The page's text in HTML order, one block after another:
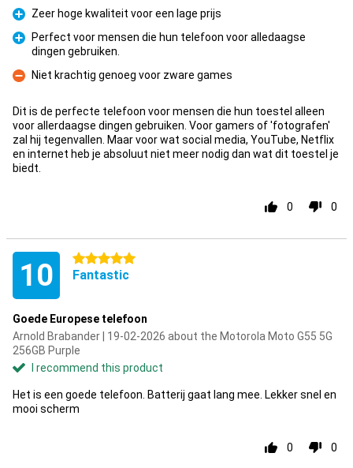
Pro
Zeer hoge kwaliteit voor een lage prijs
Perfect voor mensen die hun telefoon voor alledaagse
dingen gebruiken.
Con
Niet krachtig genoeg voor zware games
Dit is de perfecte telefoon voor mensen die hun toestel alleen
voor allerdaagse dingen gebruiken. Voor gamers of 'fotografen'
zal hij tegenvallen. Maar voor wat social media, YouTube, Netflix
en internet heb je absoluut niet meer nodig dan wat dit toestel je
biedt.
0 0
10 5 stars
Fantastic
Goede Europese telefoon
Arnold Brabander | 19-02-2026 about the Motorola Moto G55 5G
256GB Purple
I recommend this product
Het is een goede telefoon. Batterij gaat lang mee. Lekker snel en
mooi scherm
0 0